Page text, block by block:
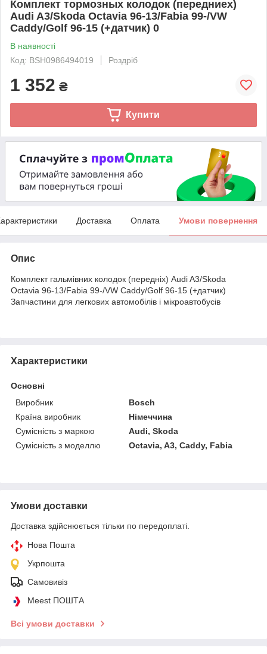
Комплект тормозных колодок (передниех)
Audi A3/Skoda Octavia 96-13/Fabia 99-/VW
Caddy/Golf 96-15 (+датчик) 0
В наявності
Код: BSH0986494019
Роздріб
1 352 ₴
Купити
Доставка Оплата Умови повернення
Опис
Комплект гальмівних колодок (передніх) Audi A3/Skoda
Octavia 96-13/Fabia 99-/VW Caddy/Golf 96-15 (+датчик)
Запчастини для легкових автомобілів і мікроавтобусів
Характеристики
Основні
Виробник
Bosch
Країна виробник
Німеччина
Сумісність з маркою
Audi, Skoda
Сумісність з моделлю
Octavia, A3, Caddy, Fabia
Умови доставки
Доставка здійснюється тільки по передоплаті.
Нова Пошта
Укрпошта
Самовивіз
Meest ПОШТА
Всі умови доставки